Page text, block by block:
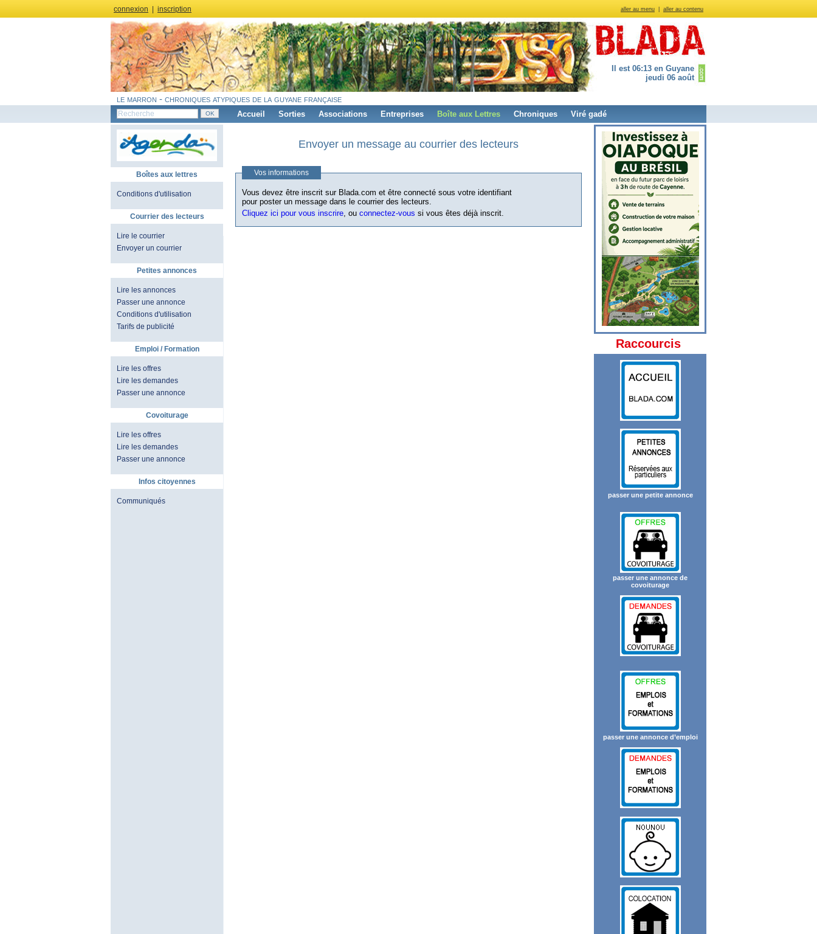
aller au menu aller au contenu
connexion inscription
Il est 06:13 en Guyane
jeudi 06 août
le marron - chroniques atypiques de la guyane française
Accueil Sorties Associations Entreprises Boîte aux Lettres Chroniques Viré gadé
Boîtes aux lettres
Conditions d'utilisation
Courrier des lecteurs
Lire le courrier
Envoyer un courrier
Petites annonces
Lire les annonces
Passer une annonce
Conditions d'utilisation
Tarifs de publicité
Emploi / Formation
Lire les offres
Lire les demandes
Passer une annonce
Covoiturage
Lire les offres
Lire les demandes
Passer une annonce
Infos citoyennes
Communiqués
Envoyer un message au courrier des lecteurs
Vos informations
Vous devez être inscrit sur Blada.com et être connecté sous votre identifiant
pour poster un message dans le courrier des lecteurs.
Cliquez ici pour vous inscrire, ou connectez-vous si vous êtes déjà inscrit.
Raccourcis
passer une petite annonce
passer une annonce de
covoiturage
passer une annonce d’emploi